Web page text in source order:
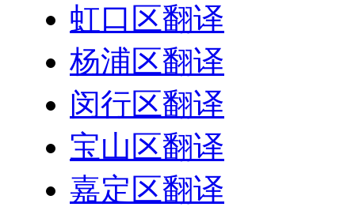
虹口区翻译
杨浦区翻译
闵行区翻译
宝山区翻译
嘉定区翻译